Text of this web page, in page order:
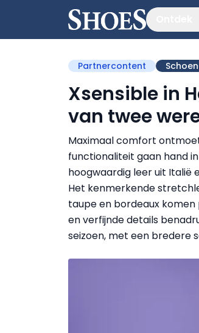
Partnercontent
Xsensible in
van twee
Maximaal comfort
functionaliteit gaan hand
hoogwaardig leer uit Italië
Het kenmerkende
taupe en bordeaux
en verfijnde details
seizoen, met een bredere